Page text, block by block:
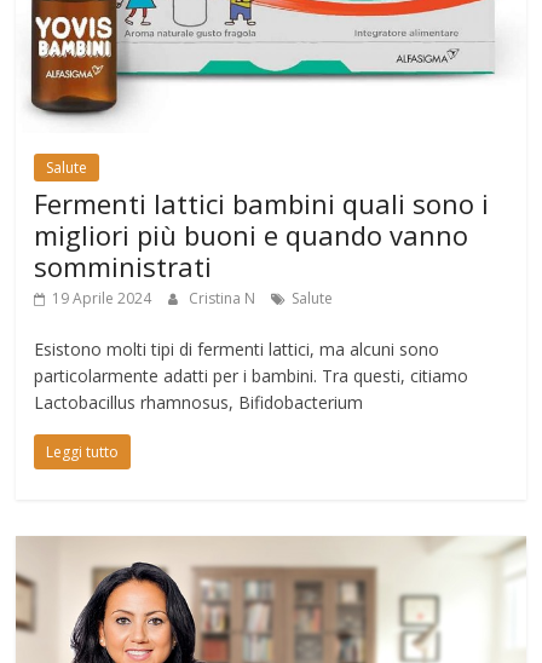
Salute
Fermenti lattici bambini quali sono i
migliori più buoni e quando vanno
somministrati
19 Aprile 2024 Cristina N Salute
Esistono molti tipi di fermenti lattici, ma alcuni sono
particolarmente adatti per i bambini. Tra questi, citiamo
Lactobacillus rhamnosus, Bifidobacterium
Leggi tutto